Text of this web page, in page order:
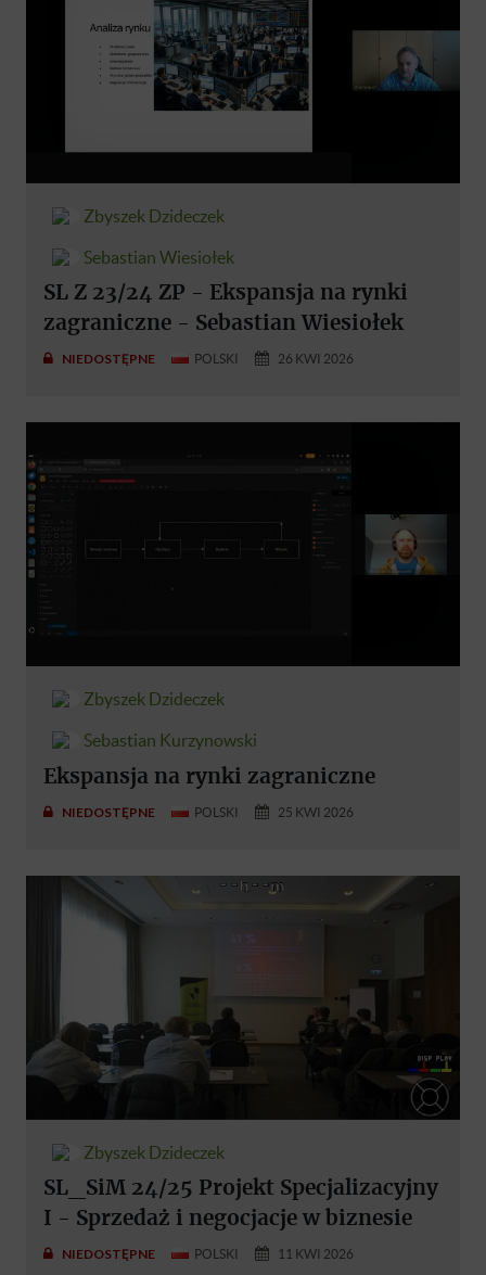
Zbyszek Dzideczek
Sebastian Wiesiołek
SL Z 23/24 ZP - Ekspansja na rynki
zagraniczne - Sebastian Wiesiołek
NIEDOSTĘPNE POLSKI 26 KWI 2026
Zbyszek Dzideczek
Sebastian Kurzynowski
Ekspansja na rynki zagraniczne
NIEDOSTĘPNE POLSKI 25 KWI 2026
Zbyszek Dzideczek
SL_SiM 24/25 Projekt Specjalizacyjny
I - Sprzedaż i negocjacje w biznesie
NIEDOSTĘPNE POLSKI 11 KWI 2026